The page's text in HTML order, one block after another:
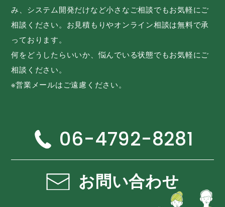
み、システム開発だけなど小さなご相談でもお気軽にご
相談ください。お見積もりやオンライン相談は無料で承
っております。
何をどうしたらいいか、悩んでいる状態でもお気軽にご
相談ください。
※営業メールはご遠慮ください。
06-4792-8281
お問い合わせ